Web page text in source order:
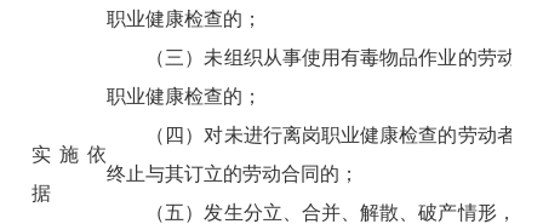
实施依
据
职业健康检查的；
（三）未组织从事使用有毒物品作业的劳动者
职业健康检查的；
（四）对未进行离岗职业健康检查的劳动者，
终止与其订立的劳动合同的；
（五）发生分立、合并、解散、破产情形，未